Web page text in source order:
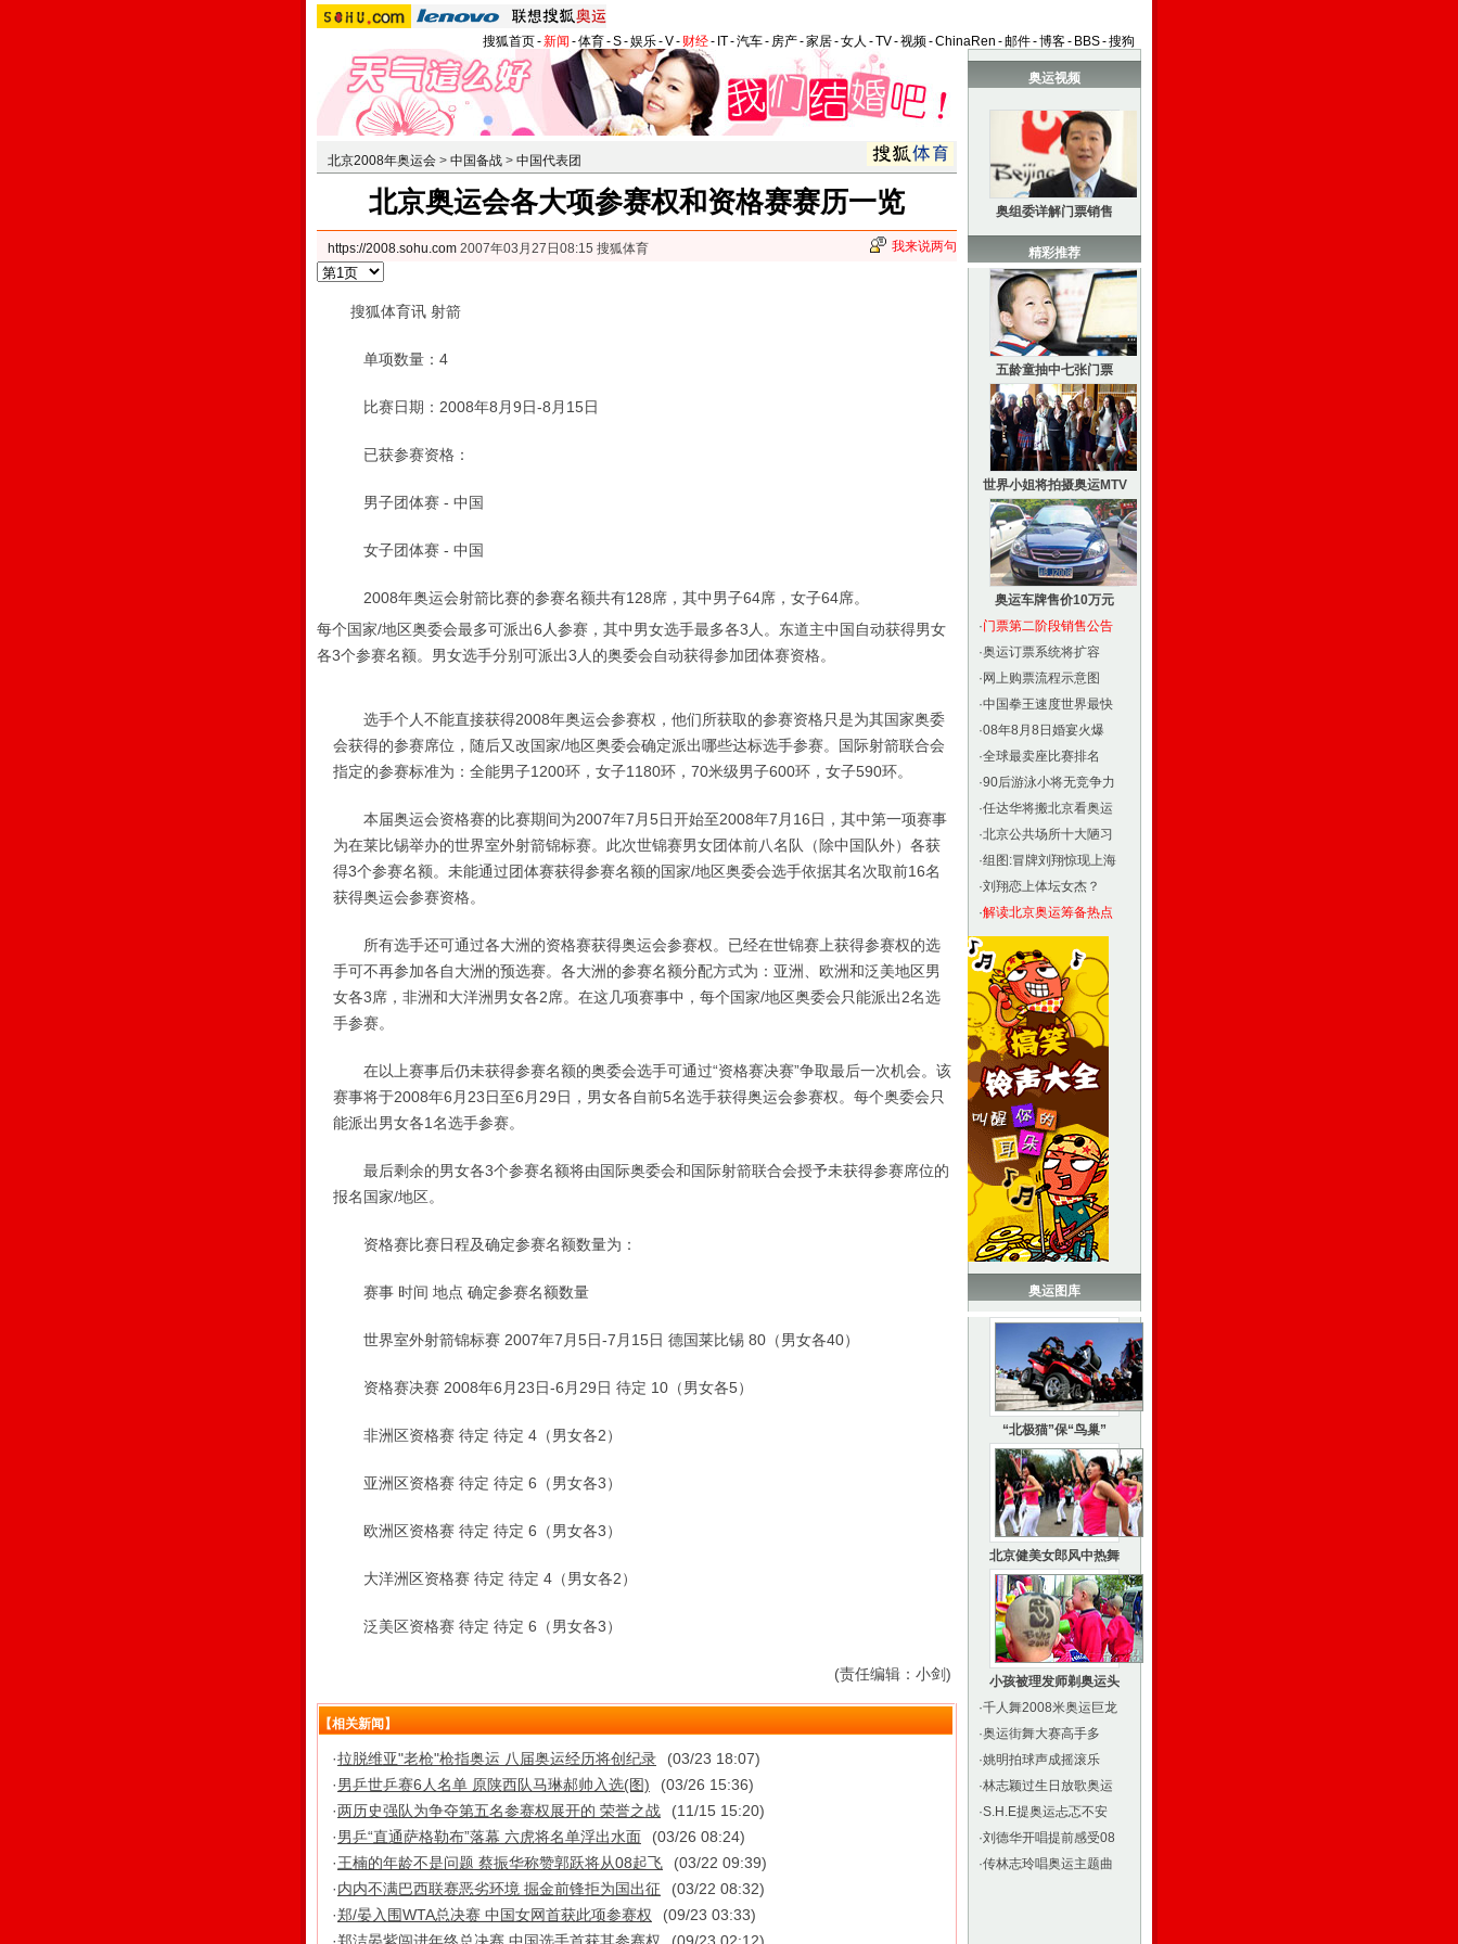
搜狐首页-新闻 -体育-S-娱乐-V- 财经- IT-汽车- 房产-家居-女人 -TV-视频-ChinaRen -邮件-博客- BBS-搜狗
北京2008年奥运会 > 中国备战 > 中国代表团
北京奥运会各大项参赛权和资格赛赛历一览
https://2008.sohu.com 2007年03月27日08:15 搜狐体育 我来说两句
搜狐体育讯 射箭
单项数量：4
比赛日期：2008年8月9日-8月15日
已获参赛资格：
男子团体赛 - 中国
女子团体赛 - 中国
2008年奥运会射箭比赛的参赛名额共有128席，其中男子64席，女子64席。
每个国家/地区奥委会最多可派出6人参赛，其中男女选手最多各3人。东道主中国自动获得男女
各3个参赛名额。男女选手分别可派出3人的奥委会自动获得参加团体赛资格。
选手个人不能直接获得2008年奥运会参赛权，他们所获取的参赛资格只是为其国家奥委
会获得的参赛席位，随后又改国家/地区奥委会确定派出哪些达标选手参赛。国际射箭联合会
指定的参赛标准为：全能男子1200环，女子1180环，70米级男子600环，女子590环。
本届奥运会资格赛的比赛期间为2007年7月5日开始至2008年7月16日，其中第一项赛事
为在莱比锡举办的世界室外射箭锦标赛。此次世锦赛男女团体前八名队（除中国队外）各获
得3个参赛名额。未能通过团体赛获得参赛名额的国家/地区奥委会选手依据其名次取前16名
获得奥运会参赛资格。
所有选手还可通过各大洲的资格赛获得奥运会参赛权。已经在世锦赛上获得参赛权的选
手可不再参加各自大洲的预选赛。各大洲的参赛名额分配方式为：亚洲、欧洲和泛美地区男
女各3席，非洲和大洋洲男女各2席。在这几项赛事中，每个国家/地区奥委会只能派出2名选
手参赛。
在以上赛事后仍未获得参赛名额的奥委会选手可通过“资格赛决赛”争取最后一次机会。该
赛事将于2008年6月23日至6月29日，男女各自前5名选手获得奥运会参赛权。每个奥委会只
能派出男女各1名选手参赛。
最后剩余的男女各3个参赛名额将由国际奥委会和国际射箭联合会授予未获得参赛席位的
报名国家/地区。
资格赛比赛日程及确定参赛名额数量为：
赛事 时间 地点 确定参赛名额数量
世界室外射箭锦标赛 2007年7月5日-7月15日 德国莱比锡 80（男女各40）
资格赛决赛 2008年6月23日-6月29日 待定 10（男女各5）
非洲区资格赛 待定 待定 4（男女各2）
亚洲区资格赛 待定 待定 6（男女各3）
欧洲区资格赛 待定 待定 6（男女各3）
大洋洲区资格赛 待定 待定 4（男女各2）
泛美区资格赛 待定 待定 6（男女各3）
(责任编辑：小剑)
【相关新闻】
·拉脱维亚"老枪"枪指奥运 八届奥运经历将创纪录
(03/23 18:07)
·男乒世乒赛6人名单 原陕西队马琳郝帅入选(图)
(03/26 15:36)
·两历史强队为争夺第五名参赛权展开的 荣誉之战
(11/15 15:20)
·男乒“直通萨格勒布”落幕 六虎将名单浮出水面
(03/26 08:24)
·王楠的年龄不是问题 蔡振华称赞郭跃将从08起飞
(03/22 09:39)
·内内不满巴西联赛恶劣环境 掘金前锋拒为国出征
(03/22 08:32)
·郑/晏入围WTA总决赛 中国女网首获此项参赛权
(09/23 03:33)
奥运视频
奥组委详解门票销售
精彩推荐
五龄童抽中七张门票
世界小姐将拍摄奥运MTV
奥运车牌售价10万元
·门票第二阶段销售公告
·奥运订票系统将扩容
· 网上购票流程示意图
·中国拳王速度世界最快
·08年8月8日婚宴火爆
·全球最卖座比赛排名
·90后游泳小将无竞争力
·任达华将搬北京看奥运
·北京公共场所十大陋习
·组图:冒牌刘翔惊现上海
·刘翔恋上体坛女杰？
·解读北京奥运筹备热点
奥运图库
“北极猫”保“鸟巢”
北京健美女郎风中热舞
小孩被理发师剃奥运头
·千人舞2008米奥运巨龙
·奥运街舞大赛高手多
·姚明拍球声成摇滚乐
·林志颖过生日放歌奥运
·S.H.E提奥运忐忑不安
·刘德华开唱提前感受08
·传林志玲唱奥运主题曲